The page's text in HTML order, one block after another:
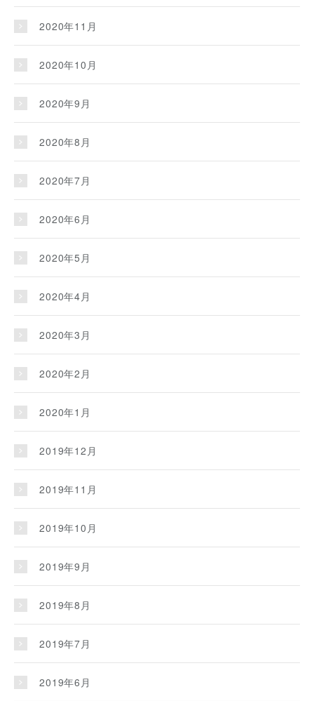
2020年11月
2020年10月
2020年9月
2020年8月
2020年7月
2020年6月
2020年5月
2020年4月
2020年3月
2020年2月
2020年1月
2019年12月
2019年11月
2019年10月
2019年9月
2019年8月
2019年7月
2019年6月